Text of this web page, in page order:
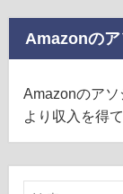
Amazonのア
Amazonのア
より収入を得